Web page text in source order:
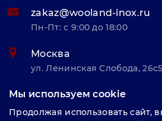
zakaz@wooland-inox.ru
Пн-Пт: с 9:00 до 18:00
Москва
ул. Ленинская Слобода, 26с5
© «Велунд нержавейка» 2025,
продвижение " LCAgency"
Мы используем cookie
Продолжая использовать сайт,